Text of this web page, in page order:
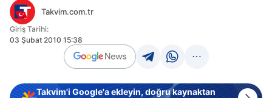
Takvim.com.tr
Giriş Tarihi:
03 Şubat 2010 15:38
Takvim'i Google'a ekleyin, doğru kaynaktan